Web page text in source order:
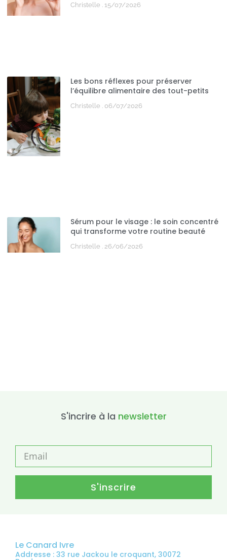
Christelle 15/07/2026
Les bons réflexes pour préserver
l’équilibre alimentaire des tout-petits
Christelle 06/07/2026
Sérum pour le visage : le soin concentré
qui transforme votre routine beauté
Christelle 26/06/2026
S'incrire à la newsletter
S'inscrire
Le Canard Ivre
Addresse : 33 rue Jackou le croquant, 30072